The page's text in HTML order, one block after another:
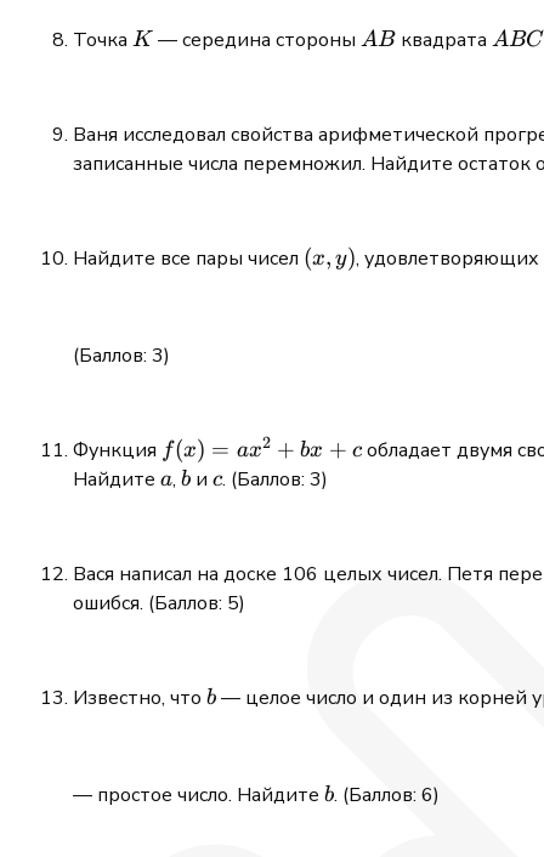
Точка K
K — середина стороныAB
A B квадратаA BC
Ваня исследовал свойства арифметической
записанные числа перемножил. Найдите остаток
Найдите все пары чисел (x,y)
(x, y),
(Баллов: 3)
Функция f(x)
=
+ c
f(x) = ax2 + bx + c обладает двумя
Найдите a
a, b
b и c
c. (Баллов: 3)
Вася написал на доске 106 целых чисел. Петя
ошибся. (Баллов: 5)
Известно, что b
b — целое число и один из корней
— простое число. Найдите b
b. (Баллов: 6)